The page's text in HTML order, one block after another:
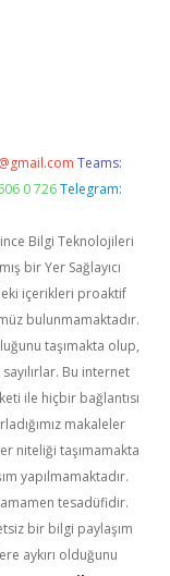
Teams:
0 726 Telegram:
Bilgi Teknolojileri
bir Yer Sağlayıcı
içerikleri proaktif
bulunmamaktadır.
taşımakta olup,
Bu internet
ile hiçbir bağlantısı
makaleler
niteliği taşımamakta
yapılmamaktadır.
tesadüfidir.
bir bilgi paylaşım
aykırı olduğunu